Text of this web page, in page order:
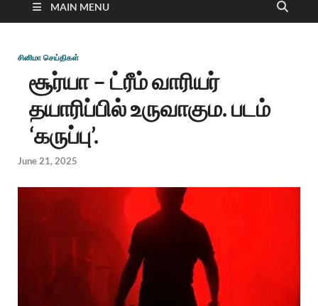
MAIN MENU
சினிமா செய்திகள்
சூர்யா – ட்ரீம் வாரியர்
தயாரிப்பில் உருவாகும. படம்
‘கருப்பு’.
June 21, 2025